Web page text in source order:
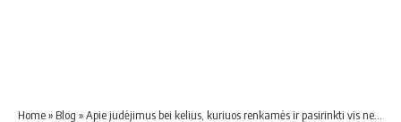
Home» Blog »Apie judėjimus bei kelius, kuriuos renkamės ir pasirinkti vis negalime